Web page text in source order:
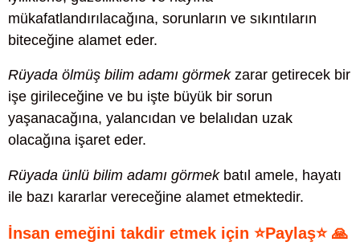
mükafatlandırılacağına, sorunların ve sıkıntıların
biteceğine alamet eder.
Rüyada ölmüş bilim adamı görmekzarar getirecek bir
işe girileceğine ve bu işte büyük bir sorun
yaşanacağına, yalancıdan ve belalıdan uzak
olacağına işaret eder.
Rüyada ünlü bilim adamı görmekbatıl amele, hayatı
ile bazı kararlar vereceğine alamet etmektedir.
İnsan emeğini takdir etmek için ⭐Paylaş⭐ 🙏